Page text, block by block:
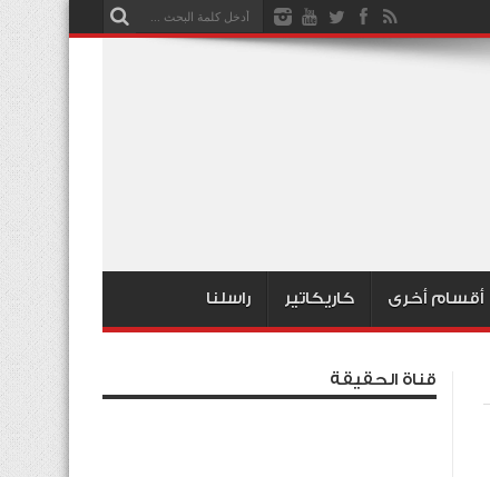
أقسام أخرى كاريكاتير راسلنا
قناة الحقيقة